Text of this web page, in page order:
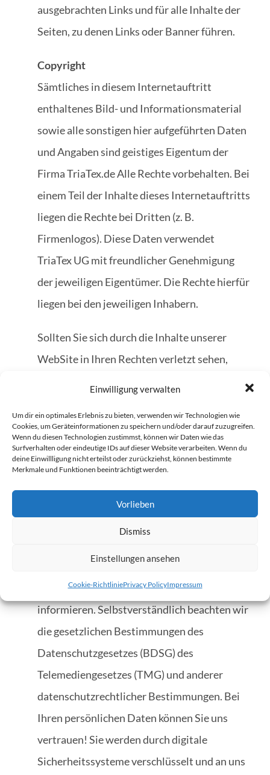
Einwilligung verwalten
Um dir ein optimales Erlebnis zu bieten, verwenden wir Technologien wie
Cookies, um Geräteinformationen zu speichern und/oder darauf zuzugreifen.
Wenn du diesen Technologien zustimmst, können wir Daten wie das
Surfverhalten oder eindeutige IDs auf dieser Website verarbeiten. Wenn du
deine Einwillligung nicht erteilst oder zurückziehst, können bestimmte
Merkmale und Funktionen beeinträchtigt werden.
Vorlieben
Dismiss
Einstellungen ansehen
Cookie-RichtliniePrivacy PolicyImpressum
ausgebrachten Links und für alle Inhalte der
Seiten, zu denen Links oder Banner führen.
Copyright
Sämtliches in diesem Internetauftritt
enthaltenes Bild- und Informationsmaterial
sowie alle sonstigen hier aufgeführten Daten
und Angaben sind geistiges Eigentum der
Firma TriaTex.de Alle Rechte vorbehalten. Bei
einem Teil der Inhalte dieses Internetauftritts
liegen die Rechte bei Dritten (z. B.
Firmenlogos). Diese Daten verwendet
TriaTex UG mit freundlicher Genehmigung
der jeweiligen Eigentümer. Die Rechte hierfür
liegen bei den jeweiligen Inhabern.
Sollten Sie sich durch die Inhalte unserer
WebSite in Ihren Rechten verletzt sehen,
bitten wir um einen entsprechenden Hinweis
Sachverhalt unverzüglich prüfen und ggf. die
Störung beseitigen.
Vielen Dank für Ihr Interesse an unserem
Stelle möchten wir Sie daher über den
Datenschutz in unserem Unternehmen
informieren. Selbstverständlich beachten wir
die gesetzlichen Bestimmungen des
Datenschutzgesetzes (BDSG) des
Telemediengesetzes (TMG) und anderer
datenschutzrechtlicher Bestimmungen. Bei
Ihren persönlichen Daten können Sie uns
vertrauen! Sie werden durch digitale
Sicherheitssysteme verschlüsselt und an uns